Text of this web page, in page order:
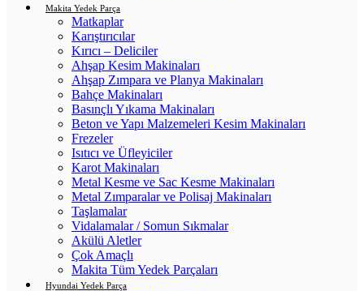
Makita Yedek Parça
Matkaplar
Karıştırıcılar
Kırıcı – Deliciler
Ahşap Kesim Makinaları
Ahşap Zımpara ve Planya Makinaları
Bahçe Makinaları
Basınçlı Yıkama Makinaları
Beton ve Yapı Malzemeleri Kesim Makinaları
Frezeler
Isıtıcı ve Üfleyiciler
Karot Makinaları
Metal Kesme ve Sac Kesme Makinaları
Metal Zımparalar ve Polisaj Makinaları
Taşlamalar
Vidalamalar / Somun Sıkmalar
Akülü Aletler
Çok Amaçlı
Makita Tüm Yedek Parçaları
Hyundai Yedek Parça